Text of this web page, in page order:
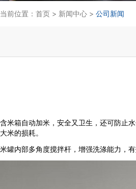
当前位置： 首页 > 新闻中心 > 公司新闻
含米箱自动加米，安全又卫生，还可防止
大米的损耗。
米罐内部多角度搅拌杆，增强洗涤能力，